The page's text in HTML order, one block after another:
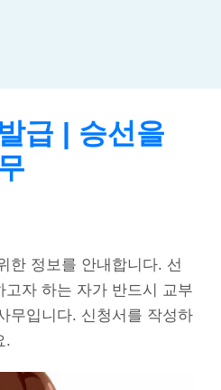
급 | 승선을
한 정보를 안내합니다. 선
고자 하는 자가 반드시 교부
무입니다. 신청서를 작성하
.